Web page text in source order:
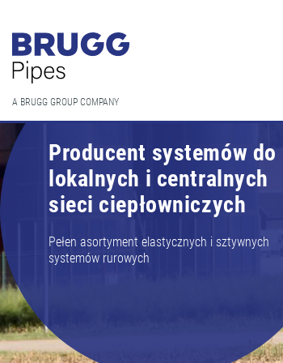
A BRUGG GROUP COMPANY
Producent systemów do
lokalnych i centralnych
sieci ciepłowniczych
Pełen asortyment elastycznych i sztywnych
systemów rurowych